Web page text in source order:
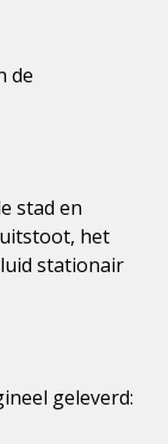
de
stad en
het
stationair
geleverd: